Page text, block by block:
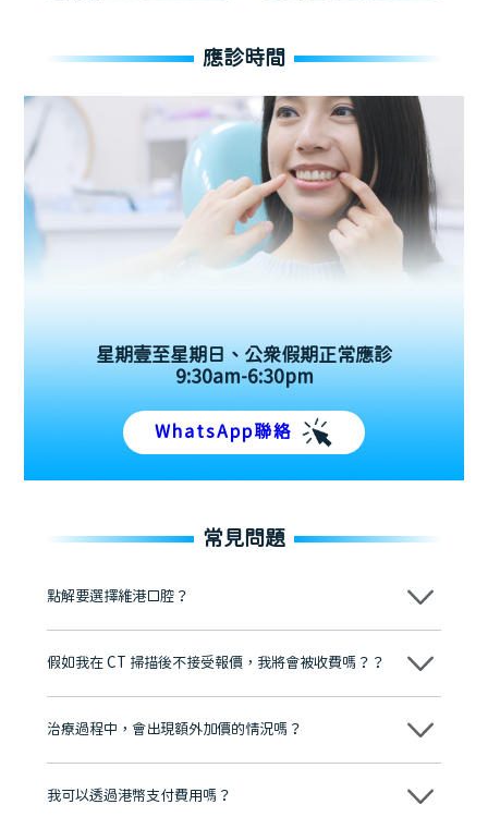
應診時間
星期壹至星期日、公眾假期正常應診
9:30am-6:30pm
WhatsApp聯絡
常見問題
點解要選擇維港口腔？
維港口腔踐行「醫道濟世」的大學校訓，各分院匯聚來自香港、內地的
牌」、「2025香港企業領袖品牌」，是諾貝爾種植系統全球放心植牙中
至今已服務超過三十個國家和地區的顧客，受到粵港澳大灣區及周邊城
市市民極高的口碑評價及信任推薦 珠海、深圳設有八大分院，香港亦設
有咨詢及服務保障中心，有任何問題都可以隨時預約免費咨詢，讓人十
假如我在 CT 掃描後不接受報價，我將會被收費嗎？？
不會！只要未開始實際服務之前，你不會被收取任何費用。
治療過程中，會出現額外加價的情況嗎？
不會，治療前我們會詳細說明治療方案及對應的價錢，顧客同意並簽字
我可以透過港幣支付費用嗎？